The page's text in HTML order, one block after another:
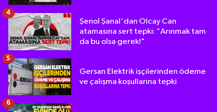
Şenol Şanal'dan Olcay Can
atamasına sert tepki: "Arınmak tam
da bu olsa gerek!"
4
Gersan Elektrik işçilerinden ödeme
ve çalışma koşullarına tepki
5
6